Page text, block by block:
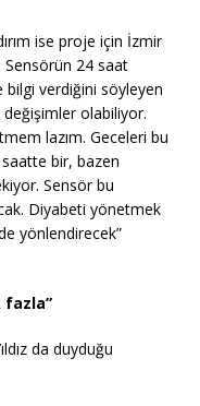
ise proje için İzmir
Sensörün 24 saat
verdiğini söyleyen
değişimler olabiliyor.
lazım. Geceleri bu
bir, bazen
Sensör bu
Diyabeti yönetmek
yönlendirecek”
fazla”
da duyduğu